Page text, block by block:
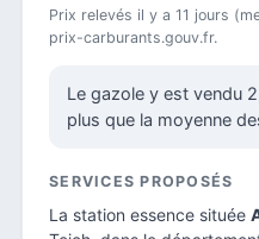
Prix relevés il y a 11 jours
prix-carburants.gouv.fr.
Le gazole y est vendu
plus que la moyenne
SERVICES PROPOSÉS
La station essence située